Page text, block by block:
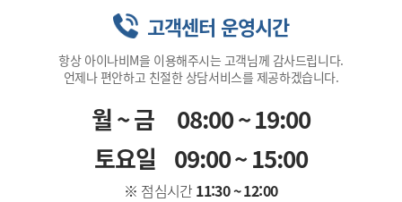
고객센터 운영시간
항상 아이나비M을 이용해주시는 고객님께 감사드립니다.
언제나 편안하고 친절한 상담서비스를 제공하겠습니다.
월~금
08:00 ~ 19:00
토요일
09:00 ~ 15:00
※ 점심시간 11:30 ~ 12:00